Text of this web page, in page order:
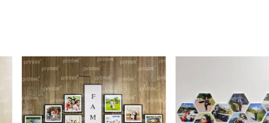
ĐIỂM CỘNG VƯỢT TRỘI CHỈ CÓ TẠI